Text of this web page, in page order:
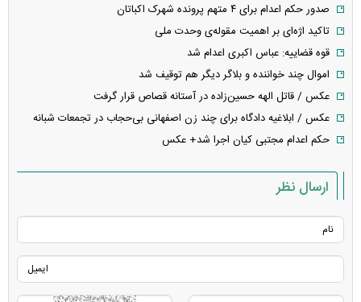
صدور حکم اعدام برای ۴ متهم پرونده شهرک اکباتان
تاکید اژه‌ای بر اهمیت مقوله‌ی وحدت ملی
قوه قضاییه: عباس اکبری اعدام شد
اموال چند خواننده و بلاگر دیگر هم توقیف شد
عکس / قاتل الهه حسین‌زاده در آستانه قصاص قرار گرفت
عکس / ابلاغیه دادگاه برای چند زن اصفهانی بی‌حجاب در تجمعات شبانه
حکم اعدام مجتبی کیان اجرا شد+ عکس
ارسال نظر